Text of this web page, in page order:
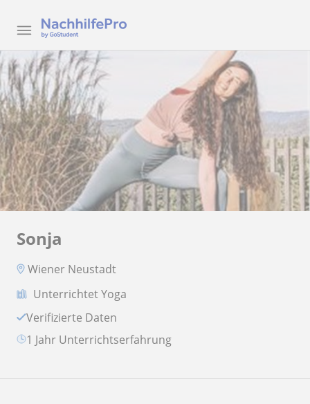
Sonja
Wiener Neustadt
Unterrichtet Yoga
Verifizierte Daten
1 Jahr Unterrichtserfahrung